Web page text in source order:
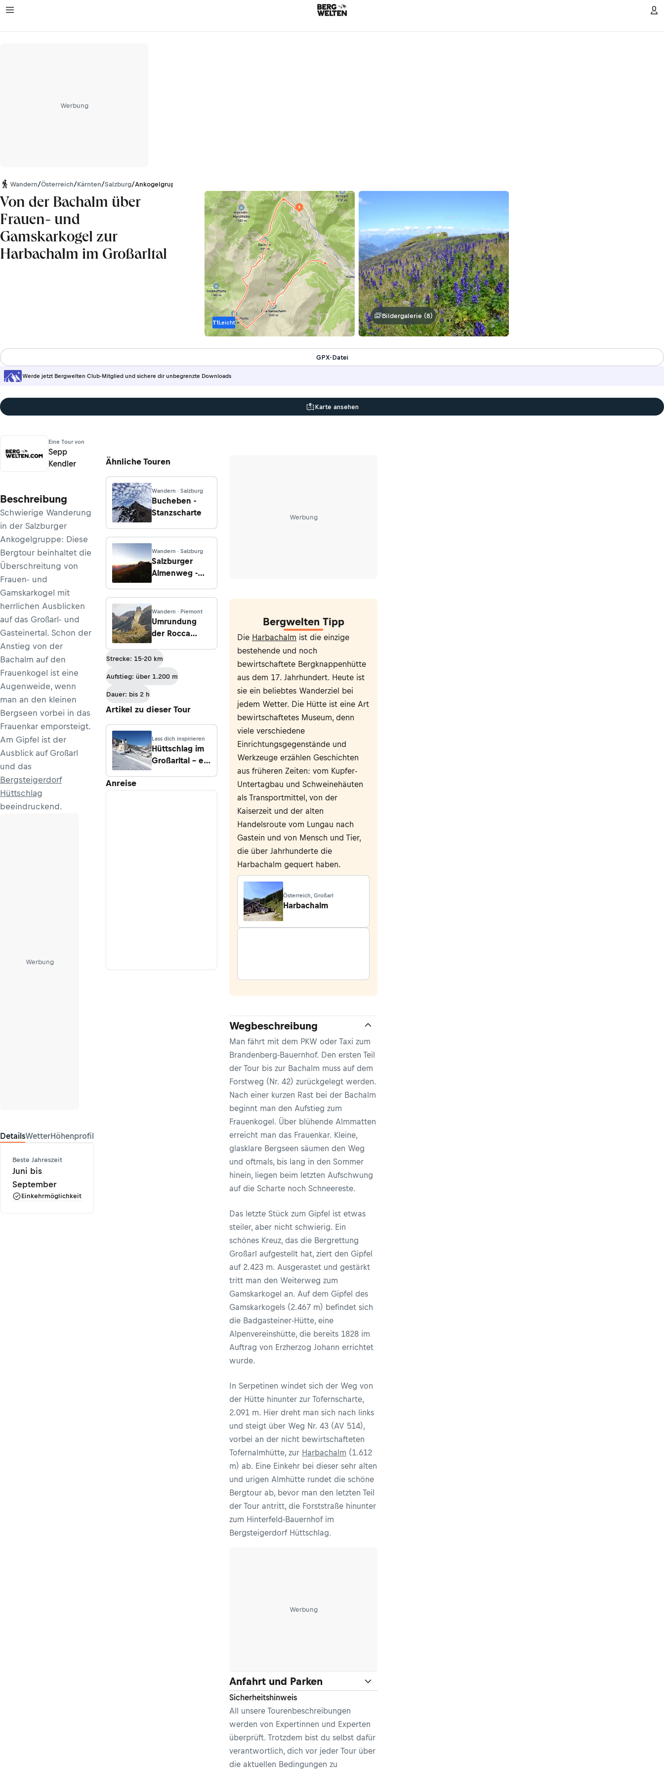
Werbung
Wandern/Österreich/Kärnten/Salzburg/Ankogelgruppe
Von der Bachalm über
Frauen- und
Gamskarkogel zur
Harbachalm im Großarltal
T1Leicht
Bildergalerie (8)
Werde jetzt Bergwelten Club-Mitglied und sichere dir unbegrenzte Downloads
GPX-Datei
Karte ansehen
Eine Tour von
Sepp
Kendler
Beschreibung
Schwierige Wanderung
in der Salzburger
Ankogelgruppe: Diese
Bergtour beinhaltet die
Überschreitung von
Frauen- und
Gamskarkogel mit
herrlichen Ausblicken
auf das Großarl- und
Gasteinertal. Schon der
Anstieg von der
Bachalm auf den
Frauenkogel ist eine
Augenweide, wenn
man an den kleinen
Bergseen vorbei in das
Frauenkar emporsteigt.
Am Gipfel ist der
Ausblick auf Großarl
und das
Bergsteigerdorf
Hüttschlag
beeindruckend.
Werbung
DetailsWetterHöhenprofil
Beste Jahreszeit
Juni bis
September
Einkehrmöglichkeit
Ähnliche Touren
Wandern · Salzburg
Bucheben -
Stanzscharte
Wandern · Salzburg
Salzburger
Almenweg -
Bad Gastein
nach
Hüttschlag
Wandern · Piemont
Umrundung
der Rocca
Strecke: 15-20 km
Aufstieg: über 1.200 m
Dauer: bis 2 h
Artikel zu dieser Tour
Lass dich inspirieren
Hüttschlag im
Großarltal – ein
Anreise
Werbung
Bergwelten Tipp
Die Harbachalm ist die einzige
bestehende und noch
bewirtschaftete Bergknappenhütte
aus dem 17. Jahrhundert. Heute ist
sie ein beliebtes Wanderziel bei
jedem Wetter. Die Hütte ist eine Art
bewirtschaftetes Museum, denn
viele verschiedene
Einrichtungsgegenstände und
Werkzeuge erzählen Geschichten
aus früheren Zeiten: vom Kupfer-
Untertagbau und Schweinehäuten
als Transportmittel, von der
Kaiserzeit und der alten
Handelsroute vom Lungau nach
Gastein und von Mensch und Tier,
die über Jahrhunderte die
Harbachalm gequert haben.
Österreich, Großarl
Harbachalm
Wegbeschreibung
Man fährt mit dem PKW oder Taxi zum
Brandenberg-Bauernhof. Den ersten Teil
der Tour bis zur Bachalm muss auf dem
Forstweg (Nr. 42) zurückgelegt werden.
Nach einer kurzen Rast bei der Bachalm
beginnt man den Aufstieg zum
Frauenkogel. Über blühende Almmatten
erreicht man das Frauenkar. Kleine,
glasklare Bergseen säumen den Weg
und oftmals, bis lang in den Sommer
hinein, liegen beim letzten Aufschwung
auf die Scharte noch Schneereste.
Das letzte Stück zum Gipfel ist etwas
steiler, aber nicht schwierig. Ein
schönes Kreuz, das die Bergrettung
Großarl aufgestellt hat, ziert den Gipfel
auf 2.423 m. Ausgerastet und gestärkt
tritt man den Weiterweg zum
Gamskarkogel an. Auf dem Gipfel des
Gamskarkogels (2.467 m) befindet sich
die Badgasteiner-Hütte, eine
Alpenvereinshütte, die bereits 1828 im
Auftrag von Erzherzog Johann errichtet
wurde.
In Serpetinen windet sich der Weg von
der Hütte hinunter zur Tofernscharte,
2.091 m. Hier dreht man sich nach links
und steigt über Weg Nr. 43 (AV 514),
vorbei an der nicht bewirtschafteten
Tofernalmhütte, zur Harbachalm (1.612
m) ab. Eine Einkehr bei dieser sehr alten
und urigen Almhütte rundet die schöne
Bergtour ab, bevor man den letzten Teil
der Tour antritt, die Forststraße hinunter
zum Hinterfeld-Bauernhof im
Bergsteigerdorf Hüttschlag.
Werbung
Anfahrt und Parken
Sicherheitshinweis
All unsere Tourenbeschreibungen
werden von Expertinnen und Experten
überprüft. Trotzdem bist du selbst dafür
verantwortlich, dich vor jeder Tour über
die aktuellen Bedingungen zu